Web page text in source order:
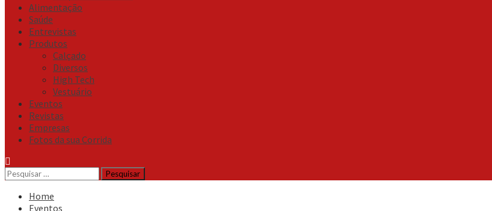
Alimentação
Saúde
Entrevistas
Produtos
Calçado
Diversos
High Tech
Vestuário
Eventos
Revistas
Empresas
Fotos da sua Corrida
Pesquisar
por:
Home
Eventos